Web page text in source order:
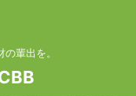
輩出を。